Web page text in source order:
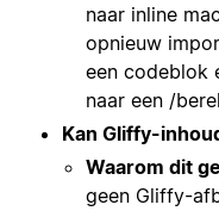
naar inline
opnieuw
een codeblok
naar een /
Kan Gliffy-
Waarom dit
geen Gliffy-